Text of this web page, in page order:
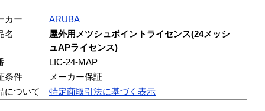
カー
ARUBA
名
屋外用メツシュポイントライセンス(24メッシ
ュAPライセンス)
LIC-24-MAP
条件
メーカー保証
について
特定商取引法に基づく表示